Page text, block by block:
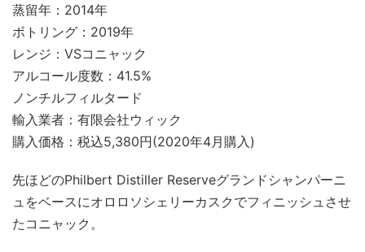
蒸留年：2014年
ボトリング：2019年
レンジ：VSコニャック
アルコール度数：41.5%
ノンチルフィルタード
輸入業者：有限会社ウィック
購入価格：税込5,380円(2020年4月購入)
先ほどのPhilbert Distiller Reserveグランドシャンパーニ
ュをベースにオロロソシェリーカスクでフィニッシュさせ
たコニャック。